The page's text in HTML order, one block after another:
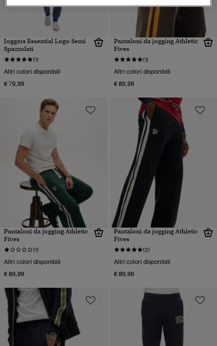
Joggers Essential Logo Semi
Spazzolati
(1)
Altri colori disponibili
€ 79,99
Pantaloni da jogging Athletic
Fives
(1)
Altri colori disponibili
€ 89,99
Pantaloni da jogging Athletic
Fives
(1)
Altri colori disponibili
€ 89,99
Pantaloni da jogging Athletic
Fives
(2)
Altri colori disponibili
€ 89,99